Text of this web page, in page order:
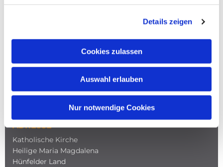
Details zeigen
Cookies zulassen
Auswahl erlauben
Nur notwendige Cookies
NAVIGATION
ADRESSE
Katholische Kirche
Heilige Maria Magdalena
Hünfelder Land